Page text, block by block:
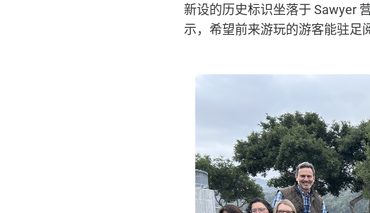
新设的历史标识坐落于 Sawyer
示，希望前来游玩的游客能驻足